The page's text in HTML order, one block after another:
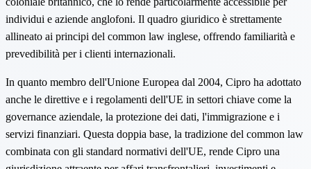
individui e aziende anglofoni. Il quadro giuridico è strettamente
allineato ai principi del common law inglese, offrendo familiarità e
prevedibilità per i clienti internazionali.
In quanto membro dell'Unione Europea dal 2004, Cipro ha adottato
anche le direttive e i regolamenti dell'UE in settori chiave come la
governance aziendale, la protezione dei dati, l'immigrazione e i
servizi finanziari. Questa doppia base, la tradizione del common law
combinata con gli standard normativi dell'UE, rende Cipro una